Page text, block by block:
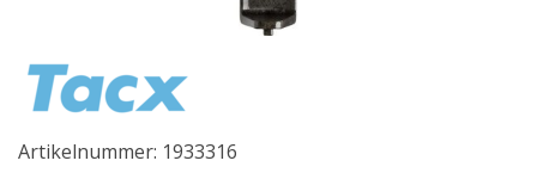
Artikelnummer: 1933316